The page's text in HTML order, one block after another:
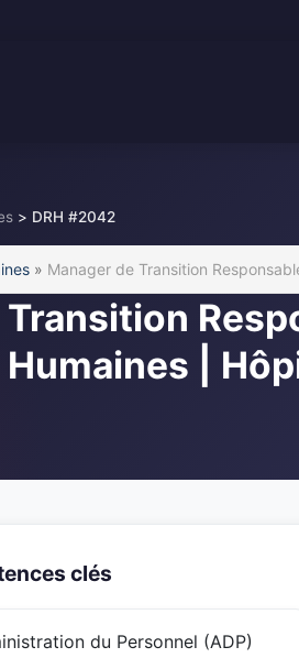
> DRH #2042
» Manager de Transition
|
clés
du Personnel (ADP)